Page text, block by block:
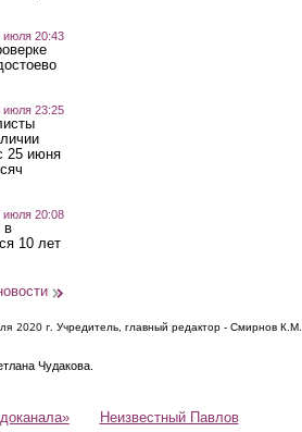
июля 20:43
июля 23:25
25 июня
июля 20:08
в
10 лет
2020 г. Учредитель, главный редактор - Смирнов К.М.
Чудакова.
Неизвестный Павлов